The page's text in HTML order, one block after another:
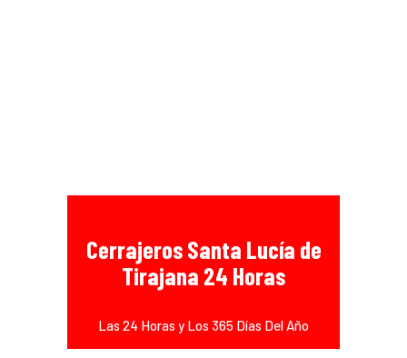
Cerrajeros Santa Lucía de
Tirajana 24 Horas
Las 24 Horas y Los 365 Días Del Año